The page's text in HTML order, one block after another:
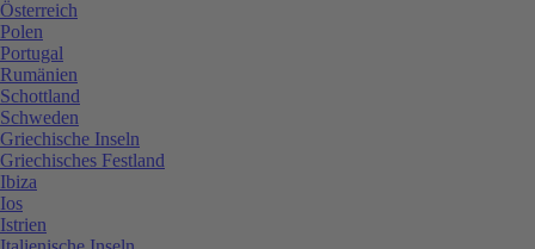
Österreich
Polen
Portugal
Rumänien
Schottland
Schweden
Griechische Inseln
Griechisches Festland
Ibiza
Ios
Istrien